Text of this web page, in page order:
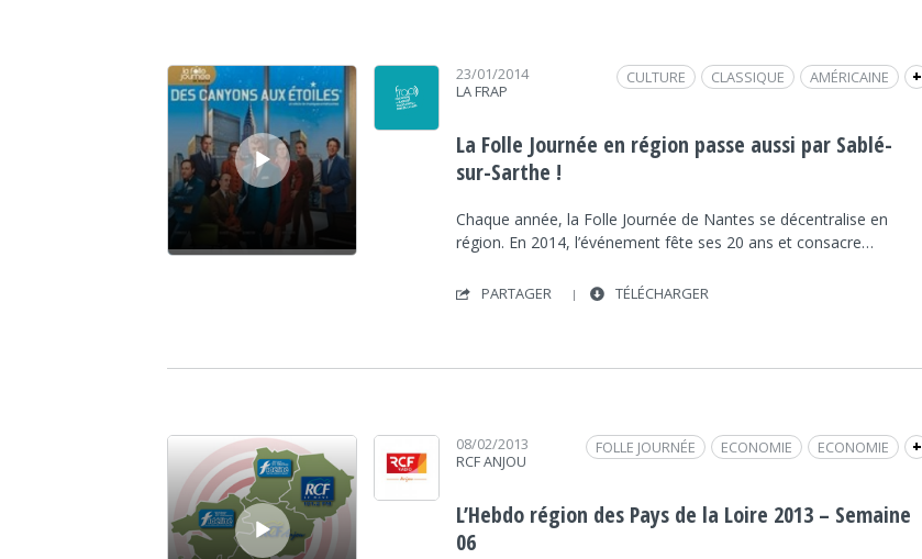
Lecteur audio
23/01/2014
LA FRAP
+
AMÉRICAINE
CLASSIQUE
CULTURE
INTERVIEW
MANUEL TATO
MUSIQUE
La Folle Journée en région passe aussi par Sablé-
sur-Sarthe !
Chaque année, la Folle Journée de Nantes se décentralise en
région. En 2014, l’événement fête ses 20 ans et consacre…
PARTAGER TÉLÉCHARGER
Lecteur audio
08/02/2013
RCF ANJOU
+
ECONOMIE
ECONOMIE
FOLLE JOURNÉE
SPORT
SPORT
VENDÉE GLOBE
L’Hebdo région des Pays de la Loire 2013 – Semaine
06